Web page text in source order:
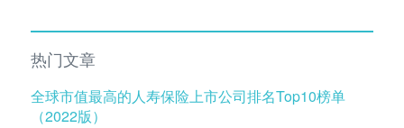
热门文章
全球市值最高的人寿保险上市公司排名Top10榜单
（2022版）